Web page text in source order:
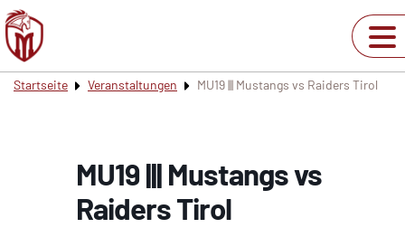
Startseite Veranstaltungen MU19 ||| Mustangs vs Raiders Tirol
MU19 ||| Mustangs vs
Raiders Tirol